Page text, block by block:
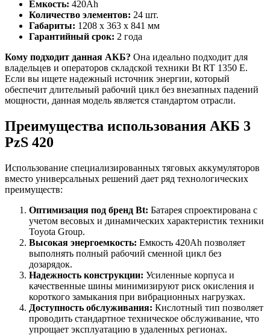
Емкость: 420Ah
Количество элементов: 24 шт.
Габариты: 1208 x 363 x 841 мм
Гарантийный срок: 2 года
Кому подходит данная АКБ? Она идеально подходит для
владельцев и операторов складской техники Bt RT 1350 E.
Если вы ищете надежный источник энергии, который
обеспечит длительный рабочий цикл без внезапных падений
мощности, данная модель является стандартом отрасли.
Преимущества использования АКБ 3
PzS 420
Использование специализированных тяговых аккумуляторов
вместо универсальных решений дает ряд технологических
преимуществ:
Оптимизация под бренд Bt: Батарея спроектирована с
учетом весовых и динамических характеристик техники
Toyota Group.
Высокая энергоемкость: Емкость 420Ah позволяет
выполнять полный рабочий сменной цикл без
дозарядок.
Надежность конструкции: Усиленные корпуса и
качественные шины минимизируют риск окисления и
короткого замыкания при вибрационных нагрузках.
Доступность обслуживания: Кислотный тип позволяет
проводить стандартное техническое обслуживание, что
упрощает эксплуатацию в удаленных регионах.